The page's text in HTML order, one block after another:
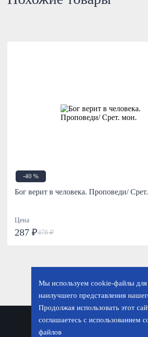
-40 %
Бог верит в человека. Проповеди/
Цена
287 ₽478 ₽
Мы используем cookie-файлы для
наилучшего представления
Продолжая использовать этот
соглашаетесь с использованием
файлов